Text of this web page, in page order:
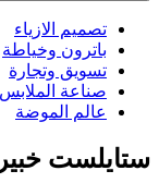
تصميم الازياء
باترون وخياطة
تسويق وتجارة
صناعة الملابس
عالم الموضة
ستايلست